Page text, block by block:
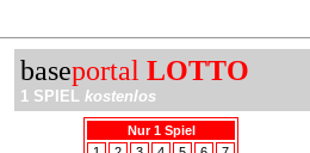
baseportal LOTTO
1 SPIEL kostenlos
Nur 1 Spiel